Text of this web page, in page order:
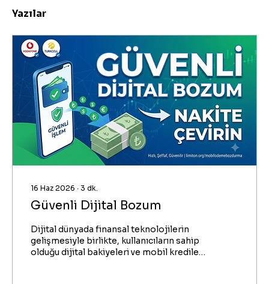
Yazılar
16 Haz 2026 ∙ 3 dk.
Güvenli Dijital Bozum
Dijital dünyada finansal teknolojilerin
gelişmesiyle birlikte, kullanıcıların sahip
olduğu dijital bakiyeleri ve mobil kredileri